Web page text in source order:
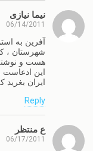
نیما نیازی
06/14/2011
آفرین به
شهرستان ،
هست و نوشته
این ادعاست
ایران
Reply
ع منتظر
06/17/2011